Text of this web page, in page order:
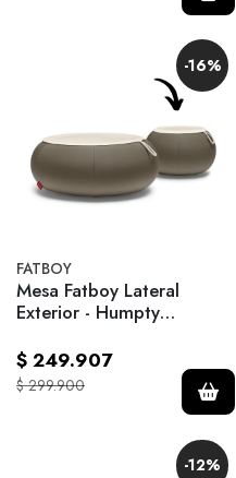
-16%
FATBOY
Mesa Fatboy Lateral
Exterior - Humpty
$ 249.907
$ 299.900
-12%